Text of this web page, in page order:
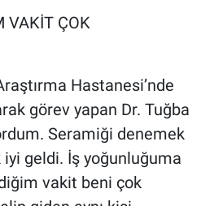
VAKİT ÇOK
Hastanesi’nde
görev yapan Dr. Tuğba
Seramiği denemek
geldi. İş yoğunluğuma
vakit beni çok